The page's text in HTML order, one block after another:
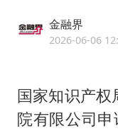
金融界
2026-06-06
国家知识产权
院有限公司申